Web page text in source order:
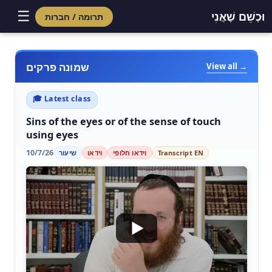
וּכְשֵׁם שֶׁאֲנִי תרומה / חברות ☰
שמונה פרקים View all →
🎓 Latest class
Sins of the eyes or of the sense of touch
using eyes
10/7/26 שיעור וידאו וידאו חלופי Transcript EN